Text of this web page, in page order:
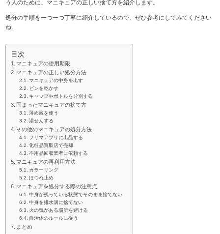
う人のために、マニキュアの正しい捨て方を紹介します。
処分の手順を一つ一つ丁寧に紹介しているので、ぜひ参考にしてみてください
ね。
目次
マニキュアの使用期限
マニキュアの正しい処分方法
マニキュアの中身を出す
ビンを乾かす
キャップやボトルを分別する
固まったマニキュアの捨て方
薄め液を使う
湯せんする
その他のマニキュアの処分方法
フリマアプリに出品する
化粧品買取店で売却
不用品回収業者に依頼する
マニキュアの再利用方法
カラーリング
ほつれ止め
マニキュアを処分する際の注意点
中身が残っている状態でそのまま捨てない
中身を排水溝に捨てない
火の気がある場所を避ける
自治体のルールに従う
まとめ